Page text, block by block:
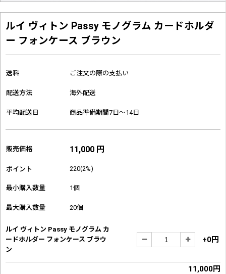
ルイ ヴィトン Passy モノグラム カードホルダ
ー フォンケース ブラウン
送料 ご注文の際の支払い
配送方法 海外配送
平均配送日 商品準備期間7日～14日
販売価格 11,000 円
ポイント 220(2%)
最小購入数量 1個
最大購入数量 20個
ルイ ヴィトン Passy モノグラム カ
ードホルダー フォンケース ブラウ
ン
+0円
11,000円